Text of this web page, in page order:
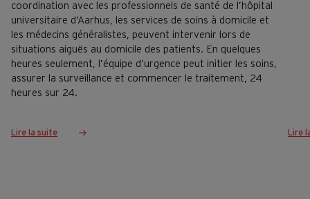
coordination avec les professionnels de santé de l’hôpital
universitaire d’Aarhus, les services de soins à domicile et
les médecins généralistes, peuvent intervenir lors de
situations aiguës au domicile des patients. En quelques
heures seulement, l’équipe d’urgence peut initier les soins,
assurer la surveillance et commencer le traitement, 24
heures sur 24.
Lire la suite Lire